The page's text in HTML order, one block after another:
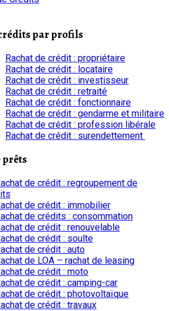
par profils
Rachat de crédit : propriétaire
Rachat de crédit : locataire
Rachat de crédit : investisseur
Rachat de crédit : retraité
Rachat de crédit : fonctionnaire
Rachat de crédit : gendarme et militaire
Rachat de crédit : profession libérale
Rachat de crédit : surendettement
prêts
de crédit : regroupement de
de crédit : immobilier
de crédits : consommation
de crédit : renouvelable
de crédit : soulte
de crédit : auto
de LOA – rachat de leasing
de crédit : moto
de crédit : camping-car
de crédit : photovoltaïque
de crédit : travaux